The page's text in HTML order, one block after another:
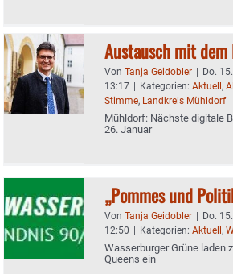
Austausch mit
Von Tanja Geidobler | Do.
13:17 | Kategorien: Aktuell,
Stimme, Landkreis Mühldorf
Mühldorf: Nächste digitale
26. Januar
„Pommes und
Von Tanja Geidobler | Do.
12:50 | Kategorien: Aktuell,
Wasserburger Grüne laden
Queens ein